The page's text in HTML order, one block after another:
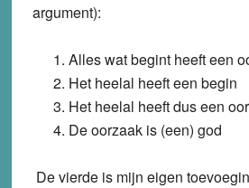
argument):
Alles wat begint heeft een
Het heelal heeft een begin
Het heelal heeft dus een
De oorzaak is (een) god
De vierde is mijn eigen